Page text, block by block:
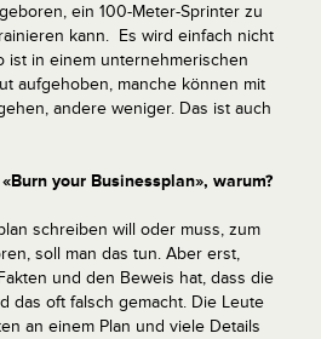
ein 100-Meter-Sprinter zu
kann. Es wird einfach nicht
ist in einem unternehmerischen
aufgehoben, manche können mit
andere weniger. Das ist auch
your Businessplan», warum?
schreiben will oder muss, zum
soll man das tun. Aber erst,
und den Beweis hat, dass die
das oft falsch gemacht. Die Leute
an einem Plan und viele Details